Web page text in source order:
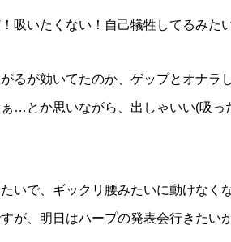
吸いたくない！自己犠牲してるみた
るが効いてたのか、ゲップとオナラ
…とか思いながら、出しゃいい(吸っ
いで、ギックリ腰みたいに動けなく
が、明日はハープの発表会行きたい